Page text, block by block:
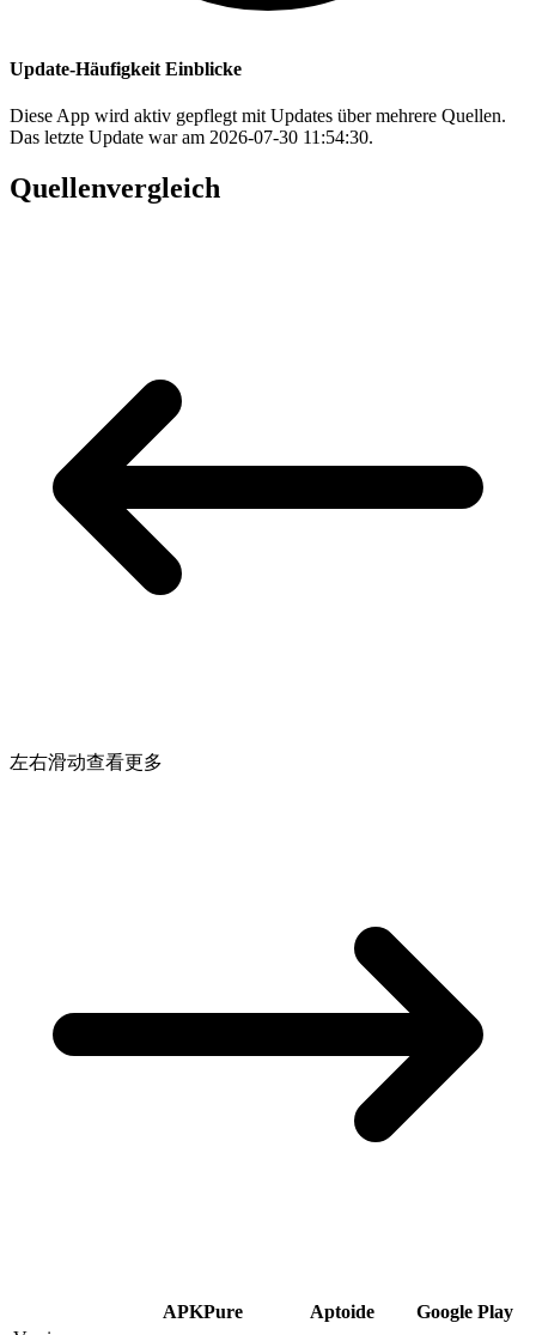
Update-Häufigkeit Einblicke
Diese App wird aktiv gepflegt mit Updates über mehrere Quellen.
Das letzte Update war am 2026-07-30 11:54:30.
Quellenvergleich
左右滑动查看更多
APKPure Aptoide
Google Play